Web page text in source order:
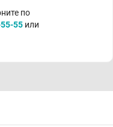
по
55 или